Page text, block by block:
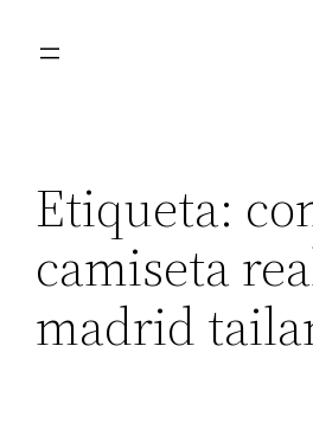
Etiqueta:
camiseta
madrid